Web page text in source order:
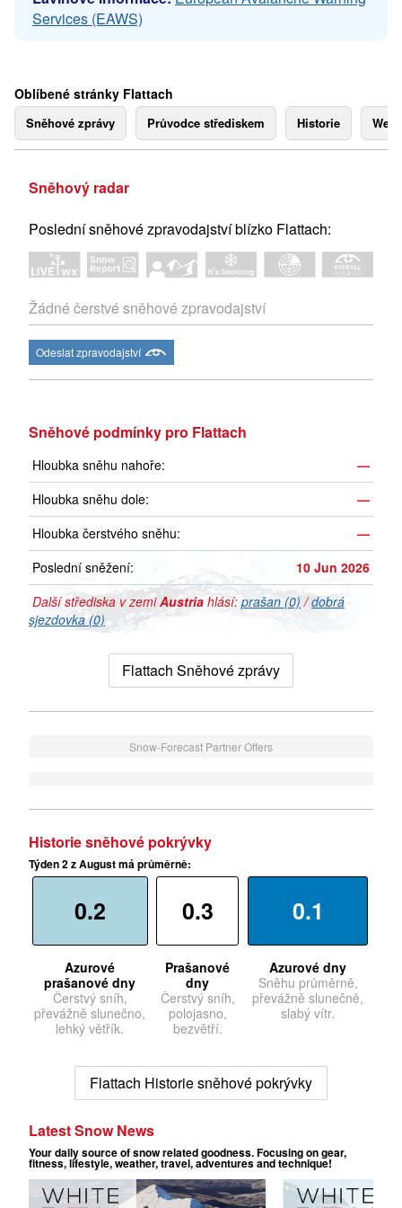
Services (EAWS)
Oblíbené stránky Flattach
Sněhové zprávy Průvodce střediskem Historie
Sněhový radar
Poslední sněhové zpravodajství blízko Flattach:
Žádné čerstvé sněhové zpravodajství
Odeslat zpravodajství
Sněhové podmínky pro Flattach
Hloubka sněhu nahoře:
—
Hloubka sněhu dole:
—
Hloubka čerstvého sněhu:
—
Poslední sněžení:
10 Jun 2026
Další střediska v zemiAustria hlásí: prašan (0) /dobrá
sjezdovka (0)
Flattach Sněhové zprávy
Snow-Forecast Partner Offers
Historie sněhové pokrývky
Týden 2 z August má průměrně:
0.2
Azurové
prašanové dny
Čerstvý sníh,
převážně slunečno,
lehký větřík.
0.3
Prašanové
dny
Čerstvý sníh,
polojasno,
bezvětří.
0.1
Azurové dny
Sněhu průměrně,
převážně slunečně,
slabý vítr.
Flattach Historie sněhové pokrývky